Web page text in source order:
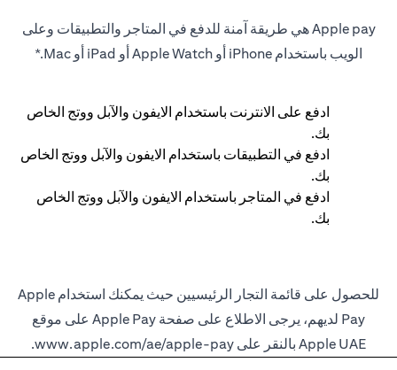
Apple pay هي طريقة آمنة للدفع في المتاجر والتطبيقات وعلى
الويب باستخدام iPhone أو Apple Watch أو iPad أو Mac.*
ادفع على الانترنت باستخدام الايفون والآبل ووتج الخاص
بك.
ادفع في التطبيقات باستخدام الايفون والآبل ووتج الخاص
بك.
ادفع في المتاجر باستخدام الايفون والآبل ووتج الخاص
بك.
للحصول على قائمة التجار الرئيسيين حيث يمكنك استخدام Apple
Pay لديهم، يرجى الاطلاع على صفحة Apple Pay على موقع
Apple UAE بالنقر على
www.apple.com/ae/apple-pay
.